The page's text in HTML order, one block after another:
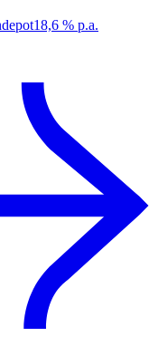
18,6 % p.a.